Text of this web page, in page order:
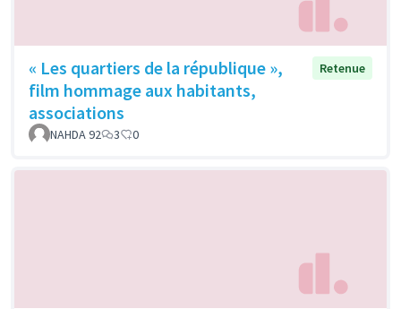
« Les quartiers de la république »,
film hommage aux habitants,
associations
Retenue
NAHDA 92 3 0